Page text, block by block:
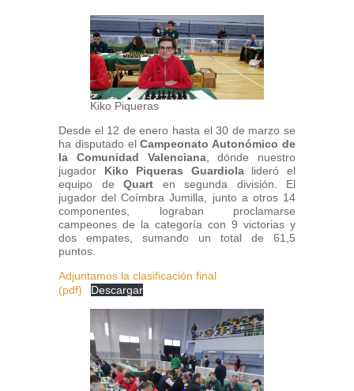
Kiko Piqueras
Desde el 12 de enero hasta el 30 de marzo se
ha disputado elCampeonato Autonómico de
la Comunidad Valenciana, dónde nuestro
jugador Kiko Piqueras Guardiolalideró el
equipo de Quart en segunda división. El
jugador del Coímbra Jumilla, junto a otros 14
componentes, lograban proclamarse
campeones de la categoría con 9 victorias y
dos empates, sumando un total de 61,5
puntos.
Adjuntamos la clasificación final
(pdf)
Descargar